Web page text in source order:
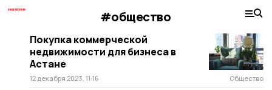
#общество
Покупка коммерческой
недвижимости для бизнеса в
Астане
12 декабря 2023, 11:16 Общество